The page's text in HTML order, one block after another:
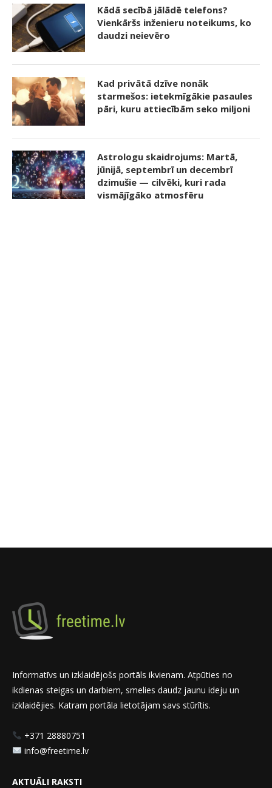
Kādā secībā jālādē telefons?
Vienkāršs inženieru noteikums, ko
daudzi neievēro
Kad privātā dzīve nonāk
starmešos: ietekmīgākie pasaules
pāri, kuru attiecībām seko miljoni
Astrologu skaidrojums: Martā,
jūnijā, septembrī un decembrī
dzimušie — cilvēki, kuri rada
vismājīgāko atmosfēru
Informatīvs un izklaidējošs portāls ikvienam. Atpūties no
ikdienas steigas un darbiem, smelies daudz jaunu ideju un
izklaidējies. Katram portāla lietotājam savs stūrītis.
+371 28880751
info@freetime.lv
AKTUĀLI RAKSTI